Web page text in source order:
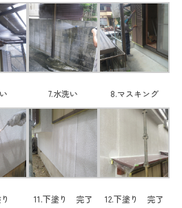
7.水洗い 8.マスキング
11.下塗り 完了 12.下塗り 完了